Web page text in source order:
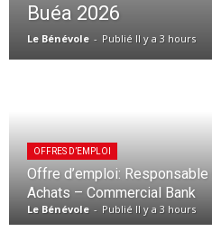
Buéa 2026
Le Bénévole - Publié Il y a 3 hours
OFFRES D’EMPLOI
Offre d’emploi:
Achats – Commercial Bank
Le Bénévole - Publié Il y a 3 hours